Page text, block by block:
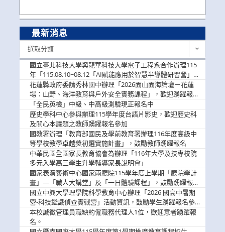
最新消息
選取分類
國立臺北科技大學與龍華科技大學電子工程系合作辦理115
年「115.08.10~08.12「AI賦能應用於智慧半導體研習營」，
歡迎學生踴躍報名參加
花蓮縣政府委請秀林國中辦理「2026面山面海論壇－花蓮
場：山野、海洋教育與戶外安全實務課程」，歡迎踴躍報名
參加
「全民英檢」中級、中高級測驗現正報名中
歷史學科中心參與辦理115學年度台語片影史，歡迎歷史科
及關心本議題之教師踴躍報名參加
國教署辦理「教育部國民及學前教育署辦理116年度高級中
等學校教學卓越獎初選實施計畫」，鼓勵教師踴躍報名
中華民國全國家長教育協會為辦理「116年大學及技專校院
多元入學高三學生升學輔導家長說明會」
國家表演藝術中心國家兩廳院115學年度上學期「廳院學計
畫」—「職人大講堂」及「一日體驗課程」，鼓勵踴躍報名
參與。
國立中興大學理學院科學教育中心辦理「2026 國高中暑期
營-科技鑑識偵查實戰營」活動資訊，鼓勵學生踴躍報名參
加。
本校誠徵管理員職缺約僱職務代理人1位，歡迎意者踴躍報
名。